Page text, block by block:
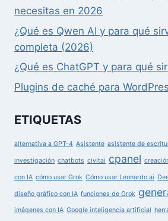
necesitas en 2026
¿Qué es Qwen AI y para qué
completa (2026)
¿Qué es ChatGPT y para qué
Plugins de caché para
ETIQUETAS
alternativa a GPT-4 Asistente asistente de
investigación chatbots civitai cpanel
con IA cómo usar Grok Cómo usar Leonardo.ai
diseño gráfico con IA funciones de Grok
imágenes con IA Google inteligencia artificial